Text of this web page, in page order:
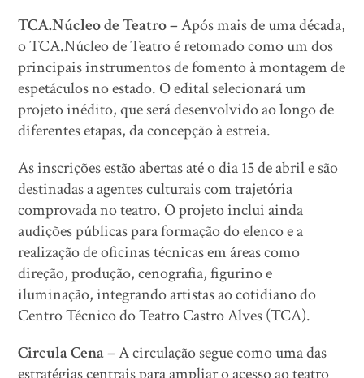
TCA.Núcleo de Teatro –Após mais de uma década,
o TCA.Núcleo de Teatro é retomado como um dos
principais instrumentos de fomento à montagem de
espetáculos no estado. O edital selecionará um
projeto inédito, que será desenvolvido ao longo de
diferentes etapas, da concepção à estreia.
As inscrições estão abertas até o dia 15 de abril e são
destinadas a agentes culturais com trajetória
comprovada no teatro. O projeto inclui ainda
audições públicas para formação do elenco e a
realização de oficinas técnicas em áreas como
direção, produção, cenografia, figurino e
iluminação, integrando artistas ao cotidiano do
Centro Técnico do Teatro Castro Alves (TCA).
Circula Cena –A circulação segue como uma das